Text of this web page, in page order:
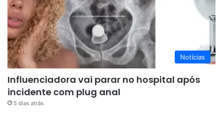
Notícias
Influenciadora vai parar no hospital após
incidente com plug anal
5 dias atrás